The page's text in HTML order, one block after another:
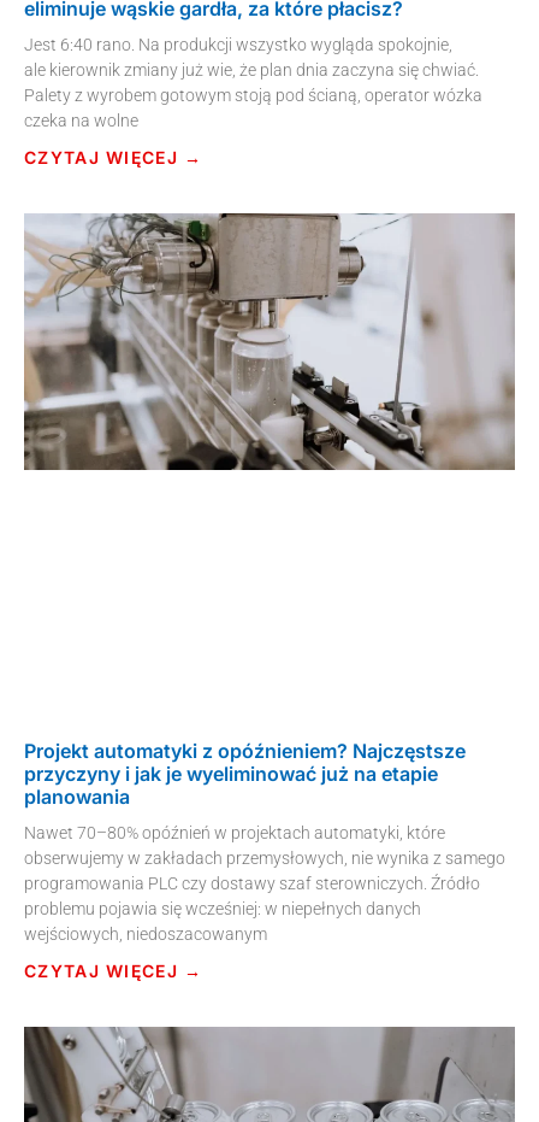
eliminuje wąskie gardła, za które płacisz?
Jest 6:40 rano. Na produkcji wszystko wygląda spokojnie,
ale kierownik zmiany już wie, że plan dnia zaczyna się chwiać.
Palety z wyrobem gotowym stoją pod ścianą, operator wózka
czeka na wolne
CZYTAJ WIĘCEJ →
Projekt automatyki z opóźnieniem? Najczęstsze
przyczyny i jak je wyeliminować już na etapie
planowania
Nawet 70–80% opóźnień w projektach automatyki, które
obserwujemy w zakładach przemysłowych, nie wynika z samego
programowania PLC czy dostawy szaf sterowniczych. Źródło
problemu pojawia się wcześniej: w niepełnych danych
wejściowych, niedoszacowanym
CZYTAJ WIĘCEJ →